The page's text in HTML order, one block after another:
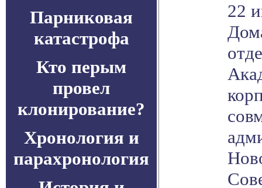
Парниковая
катастрофа
Кто перым
провел
клонирование?
Хронология и
парахронология
22